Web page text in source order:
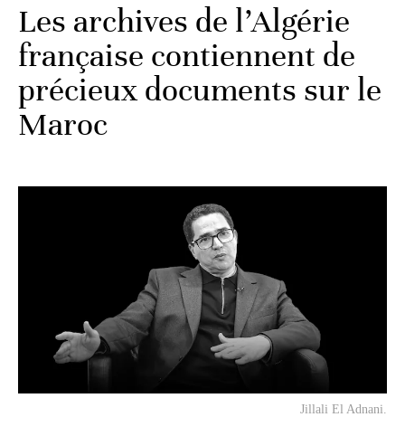
Les archives de l’Algérie
française contiennent de
précieux documents sur le
Maroc
Jillali El Adnani.